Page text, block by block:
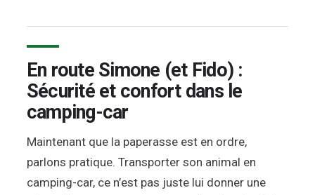
En route Simone (et Fido) :
Sécurité et confort dans le
camping-car
Maintenant que la paperasse est en ordre,
parlons pratique. Transporter son animal en
camping-car, ce n’est pas juste lui donner une